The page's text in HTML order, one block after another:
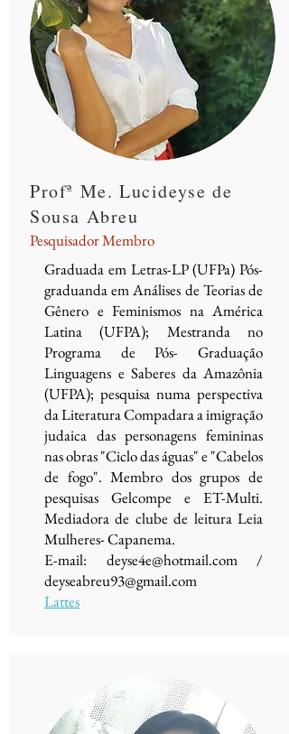
Profª Me. Lucideyse de
Sousa Abreu
Pesquisador Membro
Graduada em Letras-LP (UFPa) Pós-
graduanda em Análises de Teorias de
Gênero e Feminismos na América
Latina (UFPA); Mestranda no
Programa de Pós- Graduação
Linguagens e Saberes da Amazônia
(UFPA); pesquisa numa perspectiva
da Literatura Compadara a imigração
judaica das personagens femininas
nas obras "Ciclo das águas" e "Cabelos
de fogo". Membro dos grupos de
pesquisas Gelcompe e ET-Multi.
Mediadora de clube de leitura Leia
Mulheres- Capanema.
E-mail: deyse4e@hotmail.com/
deyseabreu93@gmail.com
Lattes